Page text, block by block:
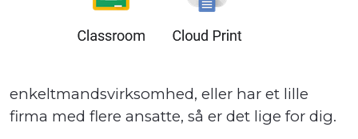
enkeltmandsvirksomhed, eller har et lille
firma med flere ansatte, så er det lige for dig.